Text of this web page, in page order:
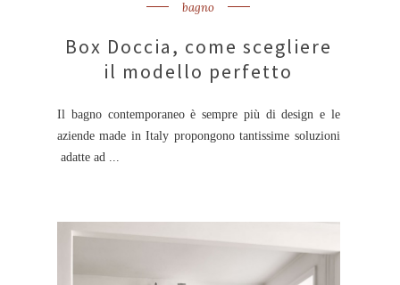
bagno
Box Doccia, come scegliere
il modello perfetto
Il bagno contemporaneo è sempre più di design e le
aziende made in Italy propongono tantissime soluzioni
adatte ad ...